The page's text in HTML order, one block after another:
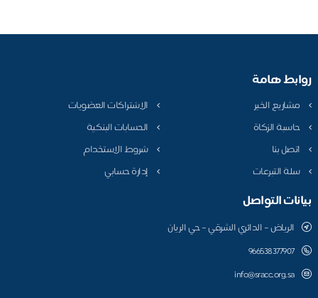
روابط هامة
مشاريع الخير
الاشتراكات العضويات
حاسبة الزكاة
الحسابات البنكية
اتصل بنا
شروط الاستخدام
سلة التبرعات
إدارة حسابي
بيانات التواصل
الرياض – الدائري الشرقي – حي الريان
966538377907
info@sracc.org.sa